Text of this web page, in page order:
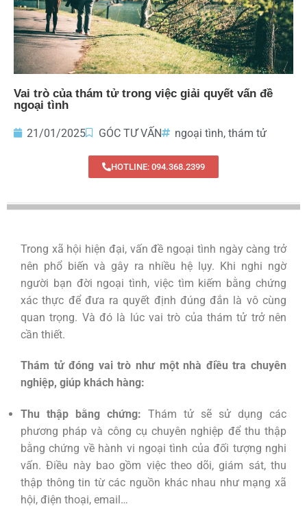
Vai trò của thám tử trong việc giải quyết vấn đề
ngoại tình
21/01/2025 GÓC TƯ VẤN ngoại tình, thám tử
HOTLINE: 094.368.2399
Trong xã hội hiện đại, vấn đề ngoại tình ngày càng trở
nên phổ biến và gây ra nhiều hệ lụy. Khi nghi ngờ
người bạn đời ngoại tình, việc tìm kiếm bằng chứng
xác thực để đưa ra quyết định đúng đắn là vô cùng
quan trọng. Và đó là lúc vai trò của thám tử trở nên
cần thiết.
Thám tử đóng vai trò như một nhà điều tra chuyên
nghiệp, giúp khách hàng:
Thu thập bằng chứng: Thám tử sẽ sử dụng các
phương pháp và công cụ chuyên nghiệp để thu thập
bằng chứng về hành vi ngoại tình của đối tượng nghi
vấn. Điều này bao gồm việc theo dõi, giám sát, thu
thập thông tin từ các nguồn khác nhau như mạng xã
hội, điện thoại, email…